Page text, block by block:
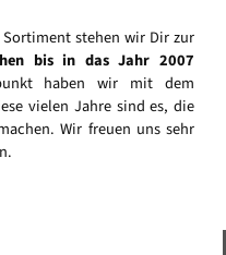
stehen wir Dir zur
bis in das Jahr 2007
haben wir mit dem
vielen Jahre sind es, die
Wir freuen uns sehr